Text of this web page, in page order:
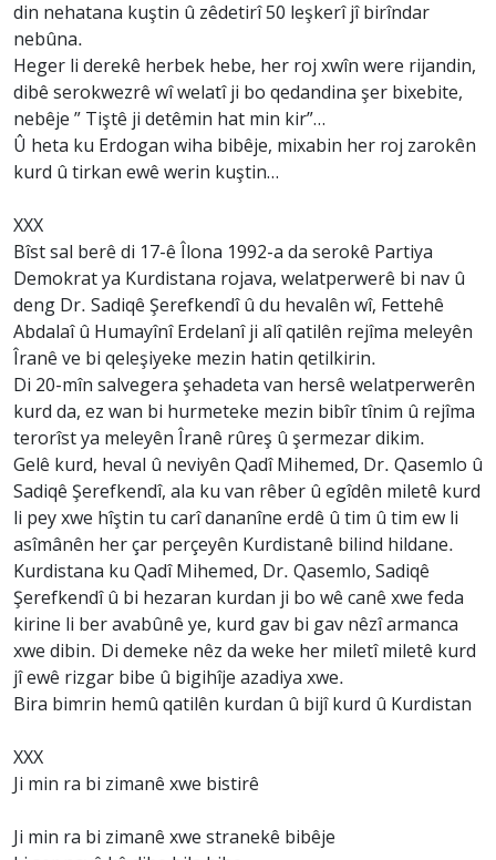
din nehatana kuştin û zêdetirî 50 leşkerî jî birîndar
nebûna.
Heger li derekê herbek hebe, her roj xwîn were rijandin,
dibê serokwezrê wî welatî ji bo qedandina şer bixebite,
nebêje ” Tiştê ji detêmin hat min kir”…
Û heta ku Erdogan wiha bibêje, mixabin her roj zarokên
kurd û tirkan ewê werin kuştin…
XXX
Bîst sal berê di 17-ê Îlona 1992-a da serokê Partiya
Demokrat ya Kurdistana rojava, welatperwerê bi nav û
deng Dr. Sadiqê Şerefkendî û du hevalên wî, Fettehê
Abdalaî û Humayînî Erdelanî ji alî qatilên rejîma meleyên
Îranê ve bi qeleşiyeke mezin hatin qetilkirin.
Di 20-mîn salvegera şehadeta van hersê welatperwerên
kurd da, ez wan bi hurmeteke mezin bibîr tînim û rejîma
terorîst ya meleyên Îranê rûreş û şermezar dikim.
Gelê kurd, heval û neviyên Qadî Mihemed, Dr. Qasemlo û
Sadiqê Şerefkendî, ala ku van rêber û egîdên miletê kurd
li pey xwe hîştin tu carî dananîne erdê û tim û tim ew li
asîmânên her çar perçeyên Kurdistanê bilind hildane.
Kurdistana ku Qadî Mihemed, Dr. Qasemlo, Sadiqê
Şerefkendî û bi hezaran kurdan ji bo wê canê xwe feda
kirine li ber avabûnê ye, kurd gav bi gav nêzî armanca
xwe dibin. Di demeke nêz da weke her miletî miletê kurd
jî ewê rizgar bibe û bigihîje azadiya xwe.
Bira bimrin hemû qatilên kurdan û bijî kurd û Kurdistan
XXX
Ji min ra bi zimanê xwe bistirê
Ji min ra bi zimanê xwe stranekê bibêje